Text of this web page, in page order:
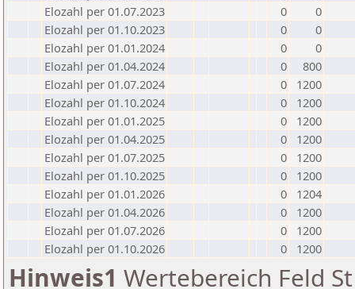
Elozahl per 01.07.2023
0
0
Elozahl per 01.10.2023
0
0
Elozahl per 01.01.2024
0
0
Elozahl per 01.04.2024
0
800
Elozahl per 01.07.2024
0
1200
Elozahl per 01.10.2024
0
1200
Elozahl per 01.01.2025
0
1200
Elozahl per 01.04.2025
0
1200
Elozahl per 01.07.2025
0
1200
Elozahl per 01.10.2025
0
1200
Elozahl per 01.01.2026
0
1204
Elozahl per 01.04.2026
0
1200
Elozahl per 01.07.2026
0
1200
Elozahl per 01.10.2026
0 1200
Hinweis1 Wertebereich Feld